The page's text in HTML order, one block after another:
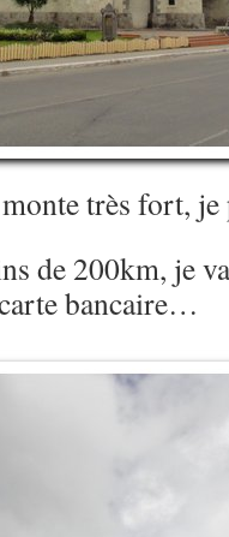
très fort,
de 200km, je
bancaire…